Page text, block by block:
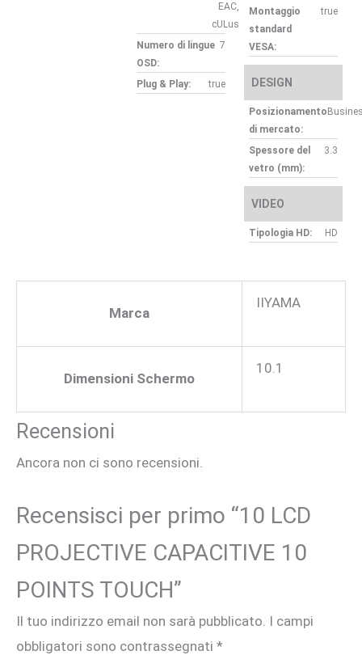
EAC,
cULus
Numero di lingue
OSD:
7
Plug & Play: true
Montaggio
standard
VESA:
true
DESIGN
Posizionamento
di mercato:
Spessore del
vetro (mm):
3.3
VIDEO
Tipologia HD: HD
Marca
IIYAMA
Dimensioni Schermo
10.1
Recensioni
Ancora non ci sono recensioni.
Recensisci per primo “10 LCD
PROJECTIVE CAPACITIVE 10
POINTS TOUCH”
Il tuo indirizzo email non sarà pubblicato. I campi
obbligatori sono contrassegnati *